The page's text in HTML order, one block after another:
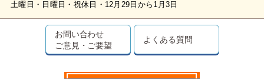
土曜日・日曜日・祝休日・12月29日から1月3日
お問い合わせ
ご意見・ご要望
よくある質問